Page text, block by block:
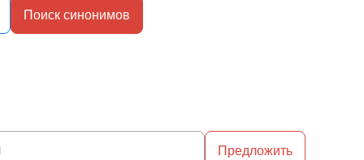
Поиск синонимов
Предложить